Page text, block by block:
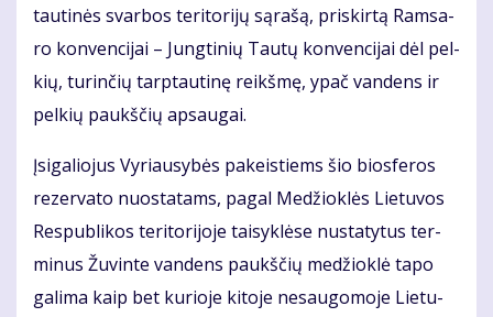
tau­ti­nės svar­bos te­ri­to­ri­jų są­ra­šą, pri­skir­tą Ram­sa­
ro kon­ven­ci­jai – Jung­ti­nių Tau­tų kon­ven­ci­jai dėl pel­
kių, tu­rin­čių tarp­tau­ti­nę reikš­mę, ypač van­dens ir
pel­kių paukš­čių ap­sau­gai.
Įsi­ga­lio­jus Vy­riau­sy­bės pa­keis­tiems šio bios­fe­ros
re­zer­va­to nuo­sta­tams, pa­gal Me­džiok­lės Lie­tu­vos
Res­pub­li­kos te­ri­to­ri­jo­je tai­syk­lė­se nu­sta­ty­tus ter­
mi­nus Žu­vin­te van­dens paukš­čių me­džiok­lė ta­po
ga­li­ma kaip bet ku­rio­je ki­to­je ne­sau­go­mo­je Lie­tu­